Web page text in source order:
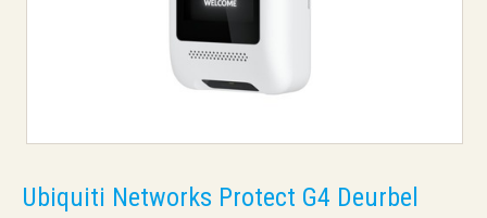
Ubiquiti Networks Protect G4 Deurbel